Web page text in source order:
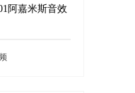
阿嘉米斯音效